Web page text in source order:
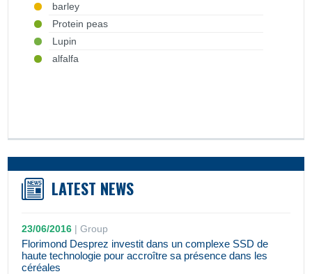
barley
Protein peas
Lupin
alfalfa
LATEST NEWS
23/06/2016 |Group
Florimond Desprez investit dans un complexe SSD de
haute technologie pour accroître sa présence dans les
céréales